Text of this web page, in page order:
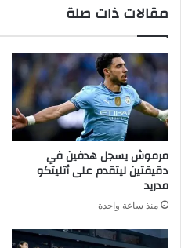
مقالات ذات صلة
مرموش يسجل هدفين في
دقيقتين ليتقدم على أتليتكو
مدريد
منذ ساعة واحدة